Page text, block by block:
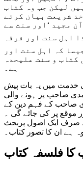
لیکن جب وہ کتاب
شریعت بیان کرتے
مجید ‘اور سنت سے
اہل سنت اور فرقہ
کہ اہل سنت اور
و سنت علیحدہ
ہے۔
میں یہ بات پیش
صاحب پر ہونے والی
صاحب کے فہم دین کے
موقع پر کی جائے گی ۔
صرف ایک اصول پربحث
ہے ان کا تصور کتاب۔
فلسفہ کتاب